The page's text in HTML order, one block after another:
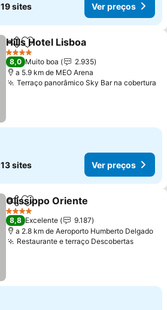
19 sites Ver preços
PartilharAdicionar aos favoritos
Hills Hotel Lisboa
4 Estrelas
8,0 Muito boa
2.935
a 5.9 km de MEO Arena
Terraço panorâmico Sky Bar na cobertura
13 sites Ver preços
PartilharAdicionar aos favoritos
Olissippo Oriente
4 Estrelas
8,8 Excelente
9.187
a 2.8 km de Aeroporto Humberto Delgado
Restaurante e terraço DescobertasVer